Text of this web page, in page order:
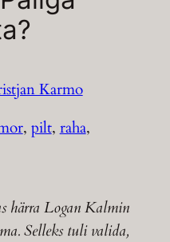
Karmo
, pilt, raha
härra Logan Kalmin
Selleks tuli valida,